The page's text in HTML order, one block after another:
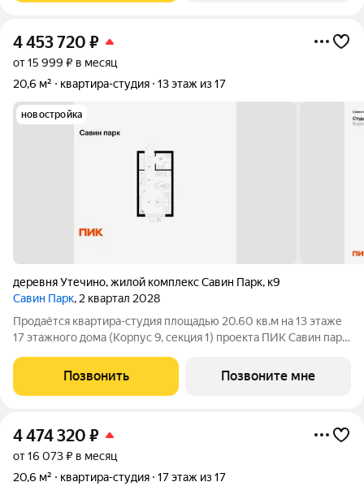
4 453 720 ₽
от 15 999 ₽ в месяц
20,6 м²
квартира-студия 13 этаж из 17
новостройка
деревня Утечино,жилой комплекс Савин Парк, к9
Савин Парк, 2 квартал 2028
Продаётся квартира-студия площадью 20.60 кв.м на 13 этаже
17 этажного дома (Корпус 9, секция 1) проекта ПИК Савин парк.
функциональная планировка, большие окна, с отделкой. Жилой
квартал «Савин парк»
Позвонить Позвоните мне
4 474 320 ₽
от 16 073 ₽ в месяц
20,6 м²
квартира-студия 17 этаж из 17